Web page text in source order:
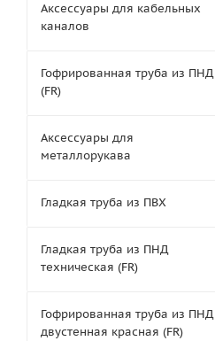
Аксессуары для кабельных
каналов
Гофрированная труба из ПНД
(FR)
Аксессуары для
металлорукава
Гладкая труба из ПВХ
Гладкая труба из ПНД
техническая (FR)
Гофрированная труба из ПНД
двустенная красная (FR)